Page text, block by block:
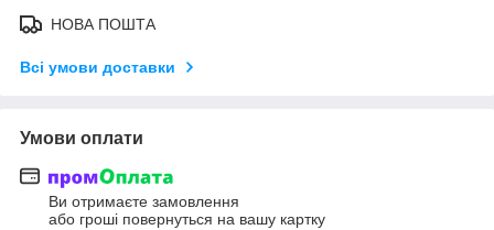
НОВА ПОШТА
Всі умови доставки
Умови оплати
Ви отримаєте замовлення
або гроші повернуться на вашу картку